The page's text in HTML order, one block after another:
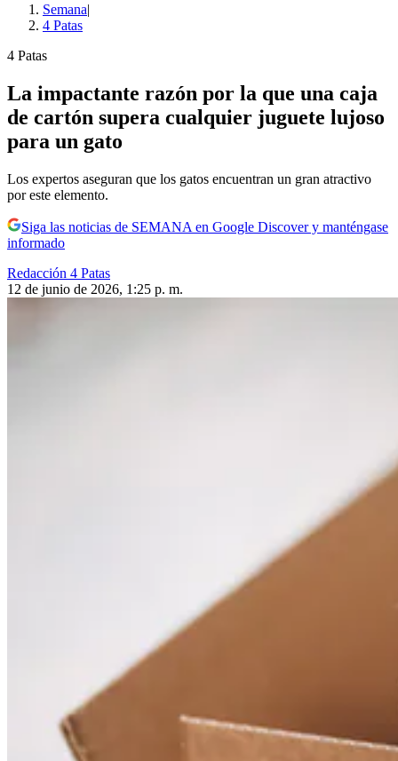
Semana|
4 Patas
4 Patas
La impactante razón por la que una caja
de cartón supera cualquier juguete lujoso
para un gato
Los expertos aseguran que los gatos encuentran un gran atractivo
por este elemento.
Siga las noticias de SEMANA en Google Discover y manténgase
informado
Redacción 4 Patas
12 de junio de 2026, 1:25 p. m.